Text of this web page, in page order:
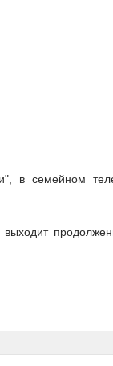
в семейном